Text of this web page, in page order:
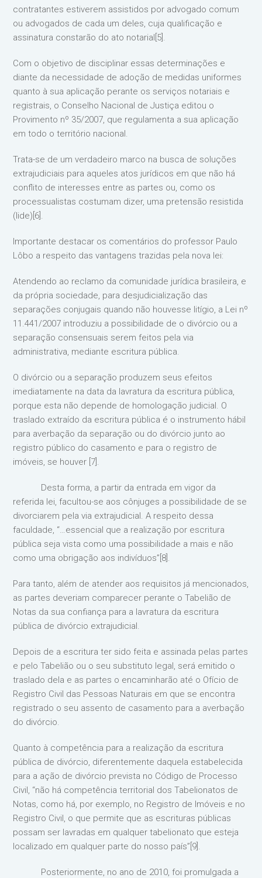
contratantes estiverem assistidos por advogado comum
ou advogados de cada um deles, cuja qualificação e
assinatura constarão do ato notarial[5].
Com o objetivo de disciplinar essas determinações e
diante da necessidade de adoção de medidas uniformes
quanto à sua aplicação perante os serviços notariais e
registrais, o Conselho Nacional de Justiça editou o
Provimento nº 35/2007, que regulamenta a sua aplicação
em todo o território nacional.
Trata-se de um verdadeiro marco na busca de soluções
extrajudiciais para aqueles atos jurídicos em que não há
conflito de interesses entre as partes ou, como os
processualistas costumam dizer, uma pretensão resistida
(lide)[6].
Importante destacar os comentários do professor Paulo
Lôbo a respeito das vantagens trazidas pela nova lei:
Atendendo ao reclamo da comunidade jurídica brasileira, e
da própria sociedade, para desjudicialização das
separações conjugais quando não houvesse litígio, a Lei nº
11.441/2007 introduziu a possibilidade de o divórcio ou a
separação consensuais serem feitos pela via
administrativa, mediante escritura pública.
O divórcio ou a separação produzem seus efeitos
imediatamente na data da lavratura da escritura pública,
porque esta não depende de homologação judicial. O
traslado extraído da escritura pública é o instrumento hábil
para averbação da separação ou do divórcio junto ao
registro público do casamento e para o registro de
imóveis, se houver [7].
Desta forma, a partir da entrada em vigor da
referida lei, facultou-se aos cônjuges a possibilidade de se
divorciarem pela via extrajudicial. A respeito dessa
faculdade, “…essencial que a realização por escritura
pública seja vista como uma possibilidade a mais e não
como uma obrigação aos indivíduos”[8].
Para tanto, além de atender aos requisitos já mencionados,
as partes deveriam comparecer perante o Tabelião de
Notas da sua confiança para a lavratura da escritura
pública de divórcio extrajudicial.
Depois de a escritura ter sido feita e assinada pelas partes
e pelo Tabelião ou o seu substituto legal, será emitido o
traslado dela e as partes o encaminharão até o Ofício de
Registro Civil das Pessoas Naturais em que se encontra
registrado o seu assento de casamento para a averbação
do divórcio.
Quanto à competência para a realização da escritura
pública de divórcio, diferentemente daquela estabelecida
para a ação de divórcio prevista no Código de Processo
Civil, “não há competência territorial dos Tabelionatos de
Notas, como há, por exemplo, no Registro de Imóveis e no
Registro Civil, o que permite que as escrituras públicas
possam ser lavradas em qualquer tabelionato que esteja
localizado em qualquer parte do nosso país”[9].
Posteriormente, no ano de 2010, foi promulgada a